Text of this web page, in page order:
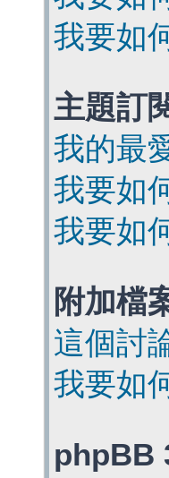
我要如
主題訂
我的最
我要如
我要如
附加檔
這個討
我要如
phpBB